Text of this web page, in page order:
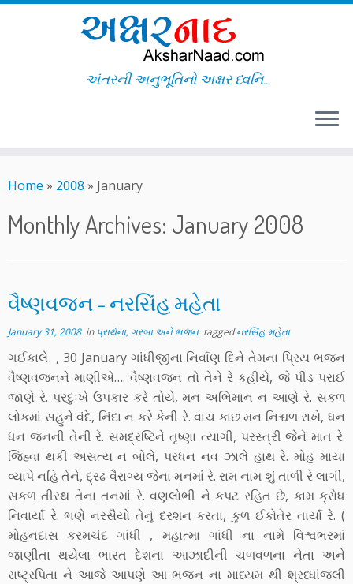
to
અંતરની અનુભૂતિનો અક્ષર ધ્વનિ..
Home » 2008 » January
Monthly Archives: January 2008
વૈષ્ણવજન – નરસિંહ મહેતા
January 31, 2008in પ્રાર્થના, ગરબા અને ભજન taggedનરસિંહ મહેતા
ગઈકાલે , 30 January ગાંધીજીના નિર્વાણ દિને તેમના પ્રિય ભજન
વૈષ્ણવજનને માણીએ…. વૈષ્ણવજન તો તેને રે કહીયે, જે પીડ પરાઈ
જાણે રે. પરદુઃખે ઉપકાર કરે તોયે, મન અભિમાન ન આણે રે. સકળ
લોકમાં સહુને વંદે, નિંદા ન કરે કેની રે. વાચ કાછ મન નિશ્ચળ રાખે, ધન
ધન જનની તેની રે. સમદ્રષ્ટિને તૃષ્ણા ત્યાગી, પરસ્ત્રી જેને માત રે.
જિહ્વા થકી અસત્ય ન બોલે, પરધન નવ ઝાલે હાથ રે. મોહ માયા
વ્યાપે નહિ તેને, દ્રઢ વૈરાગ્ય જેના મનમાં રે. રામ નામ શું તાળી રે લાગી,
સકળ તીરથ તેના તનમાં રે. વણલોભી ને કપટ રહિત છે, કામ ક્રોધ
નિવાર્યા રે. ભણે નરસૈયો તેનું દરશન કરતા, કુળ ઈકોતેર તાર્યા રે. (
મોહનદાસ કરમચંદ ગાંધી , મહાત્મા ગાંધી ના નામે વિશ્વભરમાં
જાણીતા થયેલા ભારત દેશના આઝાદીની ચળવળના નેતા અને
રાષ્ટ્રપિતા ને આજે આપણે આ ભજન ના માધ્યમ થી શ્રધ્ધાંજલી